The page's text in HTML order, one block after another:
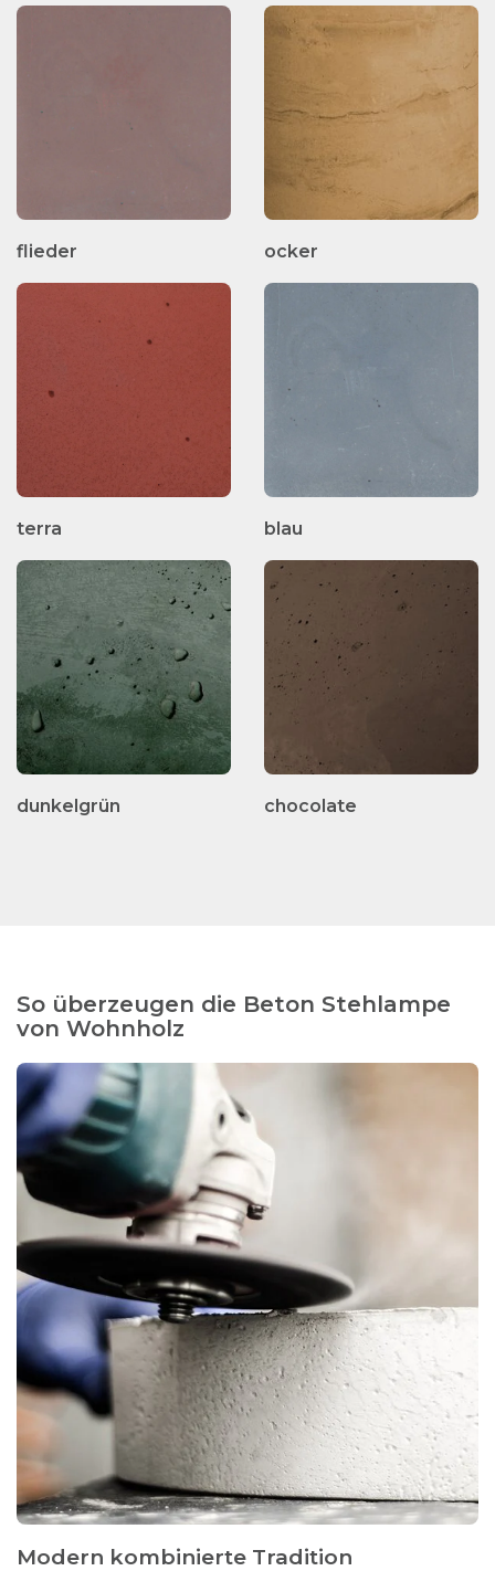
flieder ocker
terra blau
dunkelgrün chocolate
So überzeugen die Beton Stehlampe
von Wohnholz
Modern kombinierte Tradition